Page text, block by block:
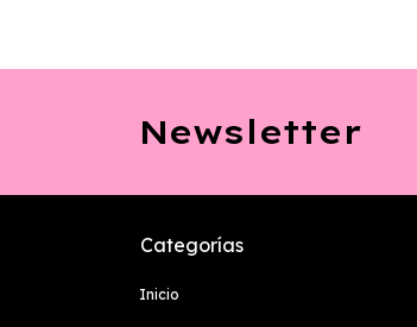
Newsletter
Categorías
Inicio